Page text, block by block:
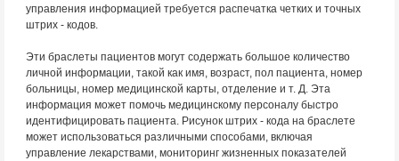
управления информацией требуется распечатка четких и точных
штрих - кодов.
Эти браслеты пациентов могут содержать большое количество
личной информации, такой как имя, возраст, пол пациента, номер
больницы, номер медицинской карты, отделение и т. Д. Эта
информация может помочь медицинскому персоналу быстро
идентифицировать пациента. Рисунок штрих - кода на браслете
может использоваться различными способами, включая
управление лекарствами, мониторинг жизненных показателей